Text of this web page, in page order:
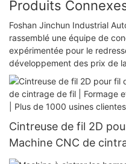
Produits
Foshan Jinchun Industrial
rassemblé une équipe de
expérimentée pour le
développement des prix de
Cintreuse de fil 2D
Machine CNC de
cintrage 2D | Certifiée